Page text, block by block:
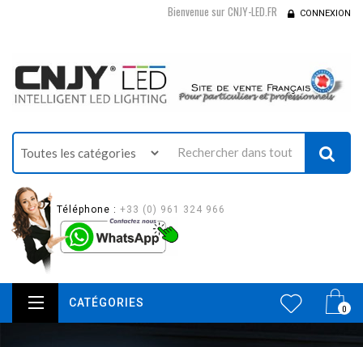
Bienvenue sur CNJY-LED.FR CONNEXION
Téléphone : +33 (0) 961 324 966
0
CATÉGORIES